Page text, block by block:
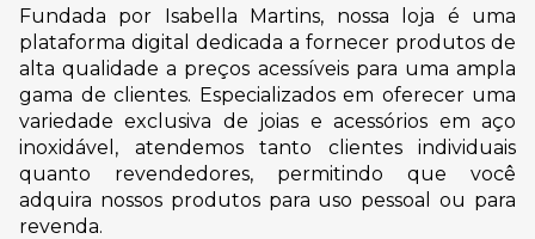
Fundada por Isabella Martins, nossa loja é uma
plataforma digital dedicada a fornecer produtos de
alta qualidade a preços acessíveis para uma ampla
gama de clientes. Especializados em oferecer uma
variedade exclusiva de joias e acessórios em aço
inoxidável, atendemos tanto clientes individuais
quanto revendedores, permitindo que você
adquira nossos produtos para uso pessoal ou para
revenda.